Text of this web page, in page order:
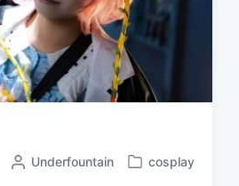
作 Underfountain
发
cosplay